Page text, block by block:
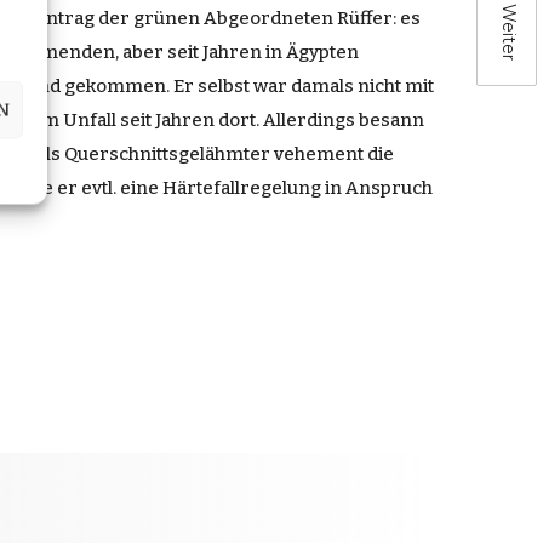
Weiter
Antrag der grünen Abgeordneten Rüffer: es
aber seit Jahren in Ägypten
gekommen. Er selbst war damals nicht mit
dem Unfall seit Jahren dort. Allerdings besann
als Querschnittsgelähmter vehement die
wie er evtl. eine Härtefallregelung in Anspruch